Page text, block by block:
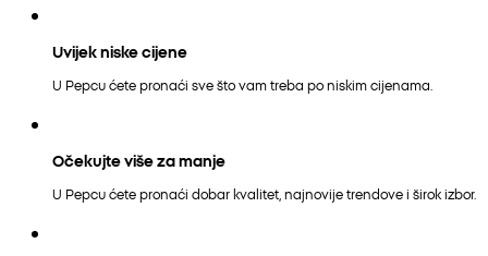
Uvijek niske cijene
U Pepcu ćete pronaći sve što vam treba po niskim cijenama.
Očekujte više za manje
U Pepcu ćete pronaći dobar kvalitet, najnovije trendove i širok izbor.